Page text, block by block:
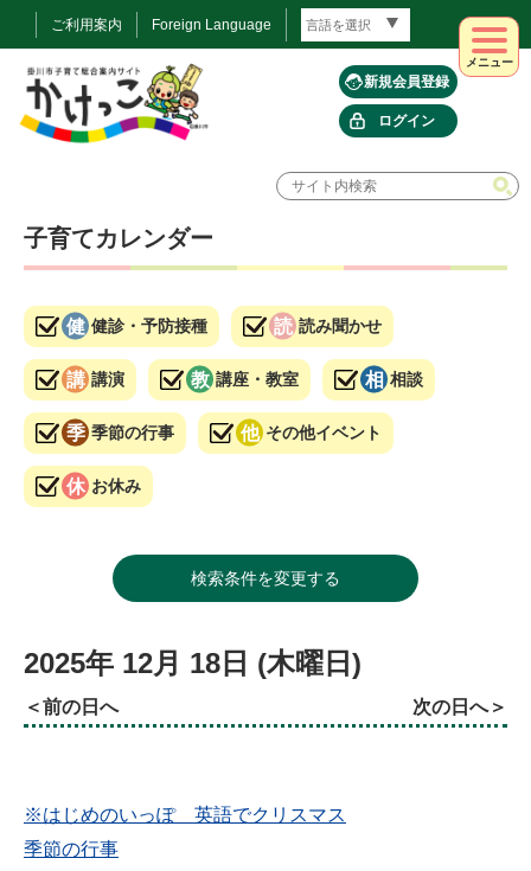
ご利用案内 Foreign Language
新規会員登録
ログイン
メニュー
子育てカレンダー
健診・予防接種 読み聞かせ
講演 講座・教室 相談
季節の行事 その他イベント
お休み
検索条件を変更する
2025年 12月 18日 (木曜日 )
前の日へ 次の日へ
※はじめのいっぽ 英語でクリスマス
季節の行事